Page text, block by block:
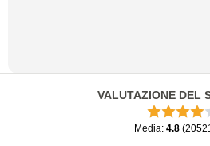
VALUTAZIONE DEL
Media: 4.8 (